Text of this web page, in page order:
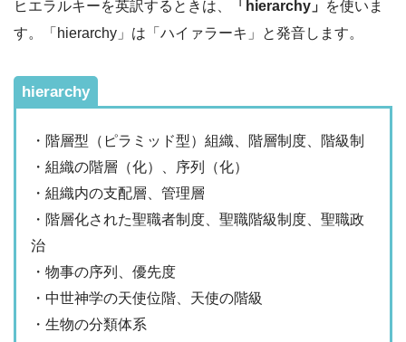
ヒエラルキーを英訳するときは、 「hierarchy」 を使いま
す。「hierarchy」は「ハイァラーキ」と発音します。
hierarchy
・階層型（ピラミッド型）組織、階層制度、階級制
・組織の階層（化）、序列（化）
・組織内の支配層、管理層
・階層化された聖職者制度、聖職階級制度、聖職政
治
・物事の序列、優先度
・中世神学の天使位階、天使の階級
・生物の分類体系